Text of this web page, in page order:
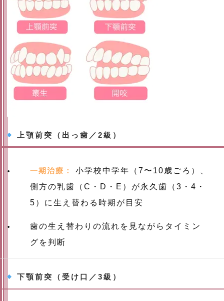
上顎前突（出っ歯／2級）
一期治療：
小学校中学年（7〜10歳ごろ）、
側方の乳歯（C・D・E）が永久歯（3・4・
5）に生え替わる時期が目安
歯の生え替わりの流れを見ながらタイミン
グを判断
下顎前突（受け口／3級）